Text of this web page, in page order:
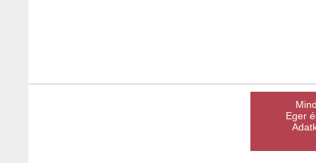
Eger